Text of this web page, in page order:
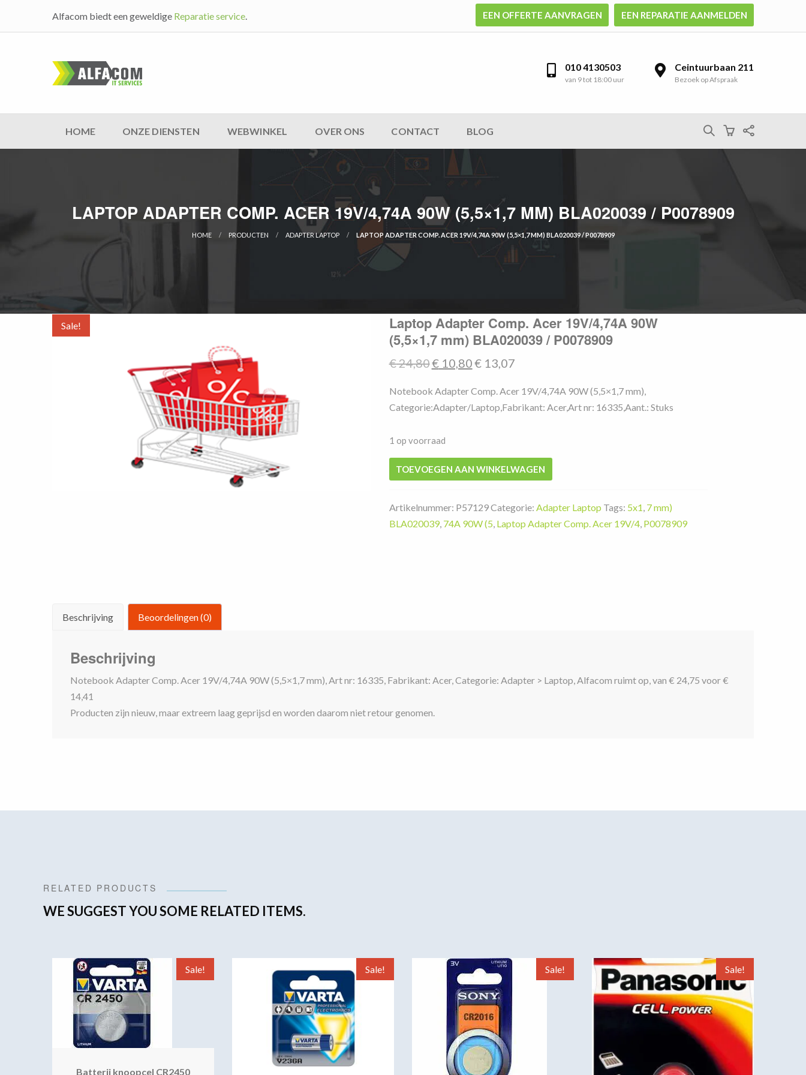
Alfacom biedt een geweldige Reparatie service. EEN OFFERTE AANVRAGEN EEN REPARATIE AANMELDEN
010 4130503
van 9 tot 18:00 uur
Ceintuurbaan 211
Bezoek op Afspraak
HOME ONZE DIENSTEN WEBWINKEL OVER ONS CONTACT BLOG
LAPTOP ADAPTER COMP. ACER 19V/4,74A 90W (5,5×1,7 MM) BLA020039 / P0078909
HOME PRODUCTEN ADAPTER LAPTOP LAPTOP ADAPTER COMP. ACER 19V/4,74A 90W (5,5×1,7 MM) BLA020039 / P0078909
Sale!
Laptop Adapter Comp. Acer 19V/4,74A 90W
(5,5×1,7 mm) BLA020039 / P0078909
€24,80Oorspronkelijke
was:
€10,80Huidige
is:
€13,07
Notebook Adapter Comp. Acer 19V/4,74A 90W (5,5×1,7 mm),
Categorie:Adapter/Laptop,Fabrikant: Acer,Art nr: 16335,Aant.: Stuks
1 op voorraad
Laptop
Adapter
Acer
19V/4,74A
TOEVOEGEN AAN WINKELWAGEN
Artikelnummer: P57129Categorie: Adapter Laptop Tags: 5x1, 7 mm)
BLA020039, 74A 90W (5, Laptop Adapter Comp. Acer 19V/4, P0078909
Beschrijving Beoordelingen (0)
Beschrijving
Notebook Adapter Comp. Acer 19V/4,74A 90W (5,5×1,7 mm), Art nr: 16335, Fabrikant: Acer, Categorie: Adapter > Laptop, Alfacom ruimt op, van € 24,75 voor €
14,41
Producten zijn nieuw, maar extreem laag geprijsd en worden daarom niet retour genomen.
RELATED PRODUCTS
WE SUGGEST YOU SOME RELATED ITEMS.
Sale!
Batterij knoopcel CR2450
Sale! Sale! Sale!